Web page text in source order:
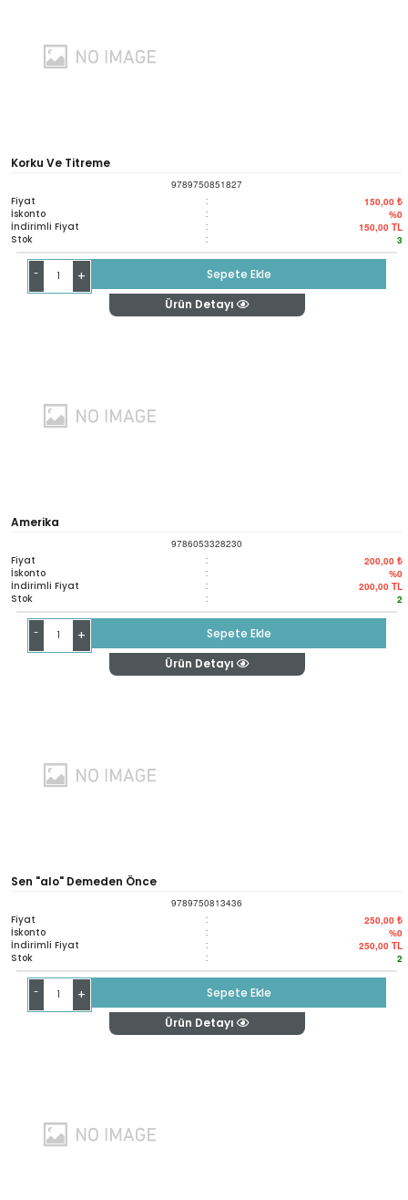
Korku Ve Titreme
9789750851827
Fiyat : 150,00 ₺
İskonto : %0
İndirimli Fiyat : 150,00 TL
Stok : 3
- +
Sepete Ekle
Ürün Detayı
Amerika
9786053328230
Fiyat : 200,00 ₺
İskonto : %0
İndirimli Fiyat : 200,00 TL
Stok : 2
- +
Sepete Ekle
Ürün Detayı
Sen "alo" Demeden Önce
9789750813436
Fiyat : 250,00 ₺
İskonto : %0
İndirimli Fiyat : 250,00 TL
Stok : 2
- +
Sepete Ekle
Ürün Detayı